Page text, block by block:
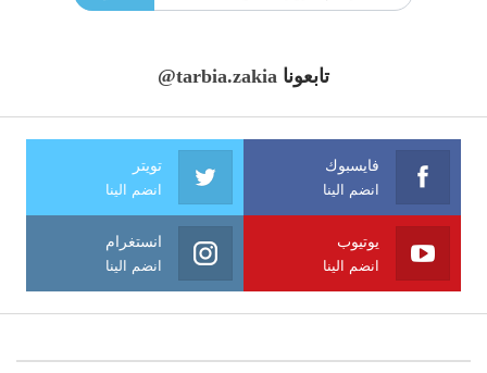
تابعونا @tarbia.zakia
فايسبوك
انضم الينا
تويتر
انضم الينا
يوتيوب
انضم الينا
انستغرام
انضم الينا